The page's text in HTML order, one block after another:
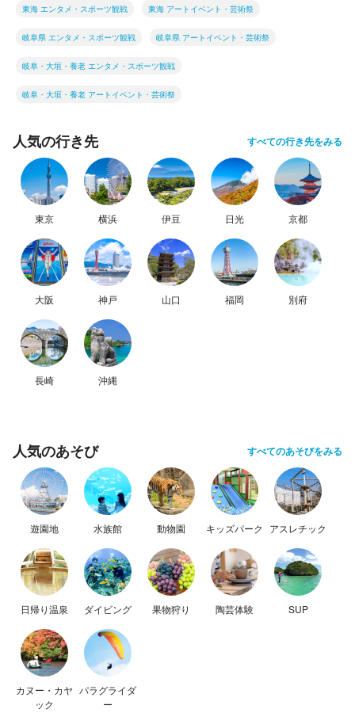
東海 エンタメ・スポーツ観戦 東海 アートイベント・芸術祭
岐阜県 エンタメ・スポーツ観戦 岐阜県 アートイベント・芸術祭
岐阜・大垣・養老 エンタメ・スポーツ観戦
岐阜・大垣・養老 アートイベント・芸術祭
人気の行き先 すべての行き先をみる
東京 横浜 伊豆 日光 京都
大阪 神戸 山口 福岡 別府
長崎 沖縄
人気のあそび すべてのあそびをみる
遊園地 水族館 動物園 キッズパーク アスレチック
日帰り温泉 ダイビング 果物狩り 陶芸体験 SUP
カヌー・カヤ
ック
パラグライダ
ー